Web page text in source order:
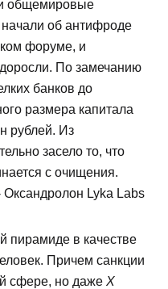
общемировые
об антифроде
форуме, и
По замечанию
банков до
размера капитала
рублей. Из
засело то, что
с очищения.
Lyka Labs
пирамиде в качестве
Причем санкции
сфере, но даже X